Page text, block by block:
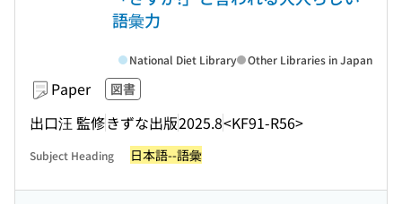
語彙力
Paper 図書
出口汪 監修きずな出版2025.8<KF91-R56>
National Diet Library Other Libraries in Japan
Subject Heading 日本語--語彙